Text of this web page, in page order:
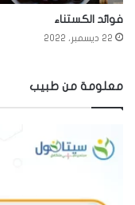
فوائد الكستناء
22 ديسمبر، 2022
معلومة من طبيب